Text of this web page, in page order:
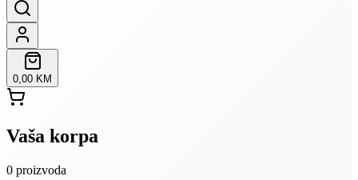
0,00 KM
Vaša korpa
0 proizvoda